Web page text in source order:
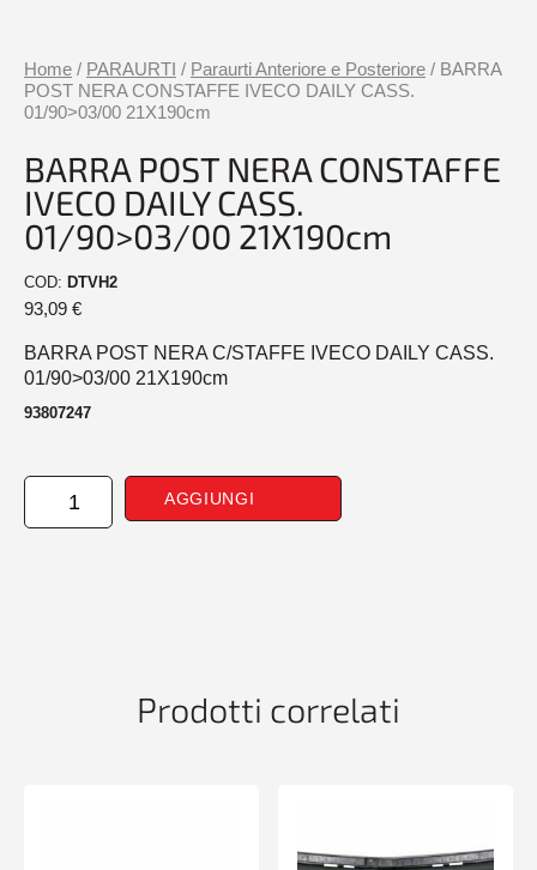
Home / PARAURTI / Paraurti Anteriore e Posteriore / BARRA
POST NERA CONSTAFFE IVECO DAILY CASS.
01/90>03/00 21X190cm
BARRA POST NERA CONSTAFFE
IVECO DAILY CASS.
01/90>03/00 21X190cm
COD: DTVH2
93,09 €
BARRA POST NERA C/STAFFE IVECO DAILY CASS.
01/90>03/00 21X190cm
93807247
BARRA
POST
AGGIUNGI
Prodotti correlati